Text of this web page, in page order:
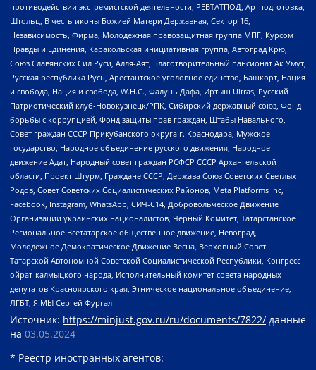
противодействии экстремистской деятельности, РЕВТАТПОД, Артподготовка,
Штольц, В честь иконы Божией Матери Державная, Сектор 16,
Независимость, Фирма, Молодежная правозащитная группа МПГ, Курсом
Правды и Единения, Каракольская инициативная группа, Автоград Крю,
Союз Славянских Сил Руси, Алля-Аят, Благотворительный пансионат Ак Умут,
Русская республика Русь, Арестантское уголовное единство, Башкорт, Нация
и свобода, Нация и свобода, W.H.С., Фалунь Дафа, Иртыш Ultras, Русский
Патриотический клуб-Новокузнецк/РПК, Сибирский державный союз, Фонд
борьбы с коррупцией, Фонд защиты прав граждан, Штабы Навального,
Совет граждан СССР Прикубанского округа г. Краснодара, Мужское
государство, Народное объединение русского движения, Народное
движение Адат, Народный совет граждан РСФСР СССР Архангельской
области, Проект Штурм, Граждане СССР, Держава Союз Советских Светлых
Родов, Совет Советских Социалистических Районов, Meta Platforms Inc,
Facebook, Instagram, WhatsApp, СИЧ-С14, Добровольческое Движение
Организации украинских националистов, Черный Комитет, Татарстанское
Региональное Всетатарское общественное движение, Невоград,
Молодежное Демократическое Движение Весна, Верховный Совет
Татарской Автономной Советской Социалистической Республики, Конгресс
ойрат-калмыцкого народа, Исполнительный комитет совета народных
депутатов Красноярского края, Этническое национальное объединение,
ЛГБТ, Я.МЫ Сергей Фургал
Источник: https://minjust.gov.ru/ru/documents/7822/ данные
на 03.05.2024
* Реестр иностранных агентов: